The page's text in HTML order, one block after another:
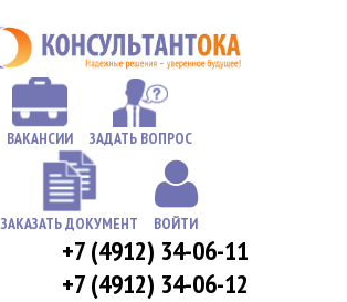
ВАКАНСИИ ЗАДАТЬ ВОПРОС
ЗАКАЗАТЬ ДОКУМЕНТ ВОЙТИ
+7 (4912) 34-06-11
+7 (4912) 34-06-12